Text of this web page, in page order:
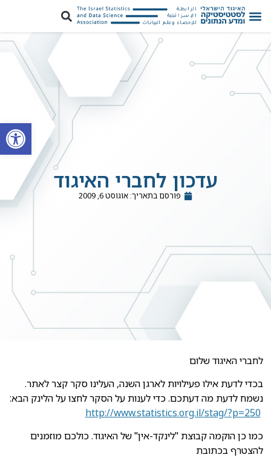
פתח
עדכון לחברי האיגוד
פורסם בתאריך: אוגוסט 6, 2009
לחברי האיגוד שלום
בכדי לדעת אילו פעילויות לארגן השנה, העלינו סקר קצר לאתר.
נשמח לדעת מה דעתכם. כדי לענות על הסקר לחצו על הלינק הבא:
http://www.statistics.org.il/stag/?p=250
כמו כן הוקמה קבוצת "לינקד-אין" של האיגוד. כולכם מוזמנים
להצטרף בכתובת